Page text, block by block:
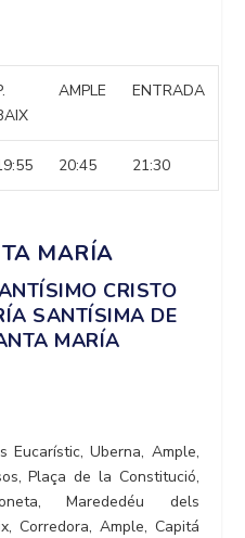
AMPLE ENTRADA
20:45 21:30
MARÍA
CRISTO
SANTÍSIMA DE
MARÍA
Eucarístic, Uberna, Ample,
Plaça de la Constitució,
Marededéu dels
Corredora, Ample, Capitá